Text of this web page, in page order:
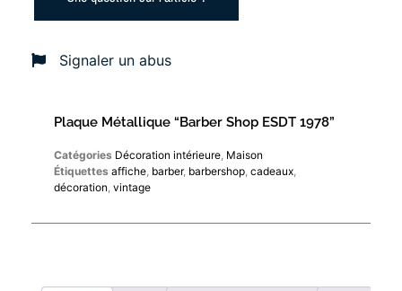
Signaler un abus
Plaque Métallique “Barber Shop ESDT 1978”
Catégories Décoration intérieure Maison
Étiquettes affiche barber, barbershop cadeaux
décoration vintage